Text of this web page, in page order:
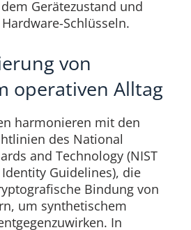
Gerätezustand und
Schlüsseln.
von
operativen Alltag
harmonieren mit den
des National
and Technology (NIST
Identity Guidelines), die
Bindung von
um synthetischem
In